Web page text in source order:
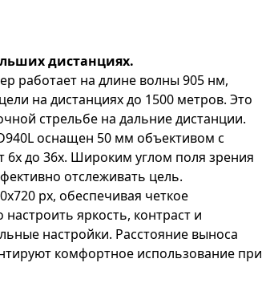
дистанциях.
работает на длине волны 905 нм,
на дистанциях до 1500 метров. Это
стрельбе на дальние дистанции.
оснащен 50 мм объективом с
6х до 36х. Широким углом поля зрения
отслеживать цель.
px, обеспечивая четкое
яркость, контраст и
настройки. Расстояние выноса
комфортное использование при